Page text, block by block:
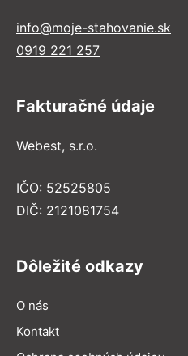
info@moje-stahovanie.sk
0919 221 257
Fakturačné údaje
Webest, s.r.o.
IČO: 52525805
DIČ: 2121081754
Dôležité odkazy
O nás
Kontakt